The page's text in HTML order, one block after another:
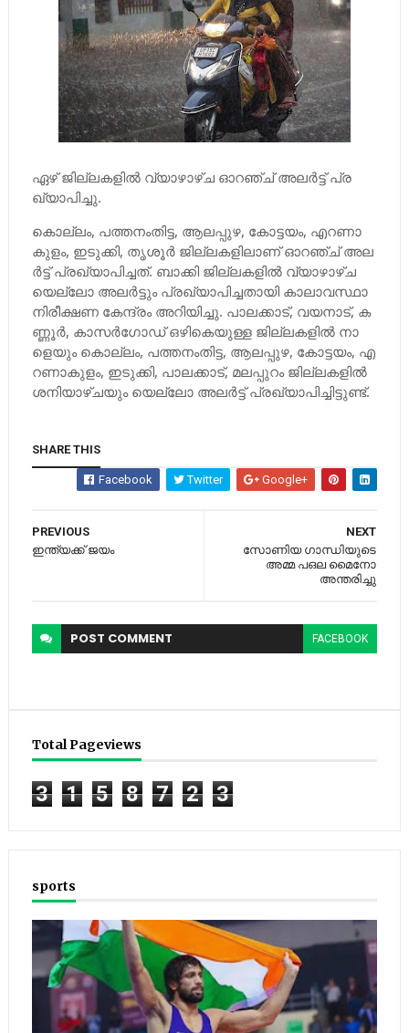
ഏ​ഴ് ജി​ല്ല​ക​ളി​ല്‍ വ്യാഴാഴ്ച ഓ​റ​ഞ്ച് അ​ല​ര്‍​ട്ട് പ്ര​
ഖ്യാ​പി​ച്ചു.
കൊ​ല്ലം, പ​ത്ത​നം​തി​ട്ട, ആ​ല​പ്പു​ഴ, കോ​ട്ട​യം, എ​റ​ണാ​
കു​ളം, ഇ​ടു​ക്കി, തൃ​ശൂ​ര്‍ ജി​ല്ല​ക​ളി​ലാ​ണ് ഓ​റ​ഞ്ച് അ​ല​
ര്‍​ട്ട് പ്ര​ഖ്യാ​പി​ച്ച​ത്. ബാ​ക്കി ജി​ല്ല​ക​ളി​ല്‍ വ്യാഴാഴ്ച
യെ​ല്ലോ അ​ല​ര്‍​ട്ടും പ്ര​ഖ്യാ​പി​ച്ച​താ​യി കാ​ലാ​വ​സ്ഥാ
നി​രീ​ക്ഷ​ണ കേ​ന്ദ്രം അ​റി​യി​ച്ചു. പാ​ല​ക്കാ​ട്, വ​യ​നാ​ട്, ക​
ണ്ണൂ​ര്‍, കാ​സ​ര്‍​ഗോ​ഡ് ഒ​ഴി​കെ​യു​ള്ള ജി​ല്ല​ക​ളി​ല്‍ നാ​
ളെ​യും കൊ​ല്ലം, പ​ത്ത​നം​തി​ട്ട, ആ​ല​പ്പു​ഴ, കോ​ട്ട​യം, എ​
റ​ണാ​കു​ളം, ഇ​ടു​ക്കി, പാ​ല​ക്കാ​ട്, മ​ല​പ്പു​റം ജി​ല്ല​ക​ളി​ല്‍
ശ​നി​യാ​ഴ്ച​യും യെ​ല്ലോ അ​ല​ര്‍​ട്ട് പ്ര​ഖ്യാ​പി​ച്ചി​ട്ടു​ണ്ട്.
SHARE THIS
Facebook Twitter Google+
NEXT
സോണിയ ഗാന്ധിയുടെ
അമ്മ പഒല മൈനോ
അന്തരിച്ചു
PREVIOUS
ഇന്ത്യക്ക് ജയം
POST COMMENT FACEBOOK
Total Pageviews
3 1 5 8 7 2 3
sports